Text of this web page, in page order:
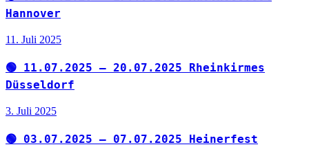
Hannover
11. Juli 2025
🟢 11.07.2025 – 20.07.2025 Rheinkirmes
Düsseldorf
3. Juli 2025
🟢 03.07.2025 – 07.07.2025 Heinerfest